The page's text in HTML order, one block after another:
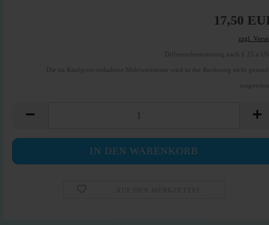
17,50
zzgl.
Differenzbesteuerung nach § 25 a
Die im Kaufpreis enthaltene Mehrwertsteuer wird in der Rechnung nicht